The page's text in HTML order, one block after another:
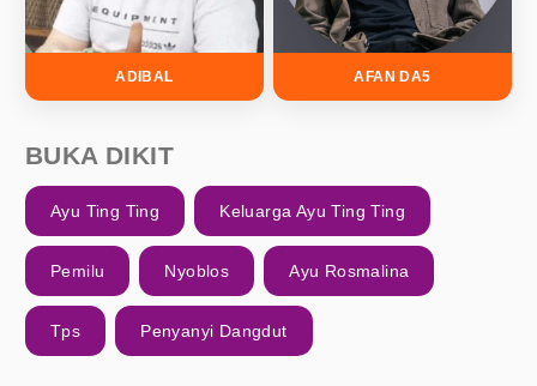
ADIBAL AFAN DA5
BUKA DIKIT
Ayu Ting Ting Keluarga Ayu Ting Ting
Pemilu Nyoblos Ayu Rosmalina
Tps Penyanyi Dangdut